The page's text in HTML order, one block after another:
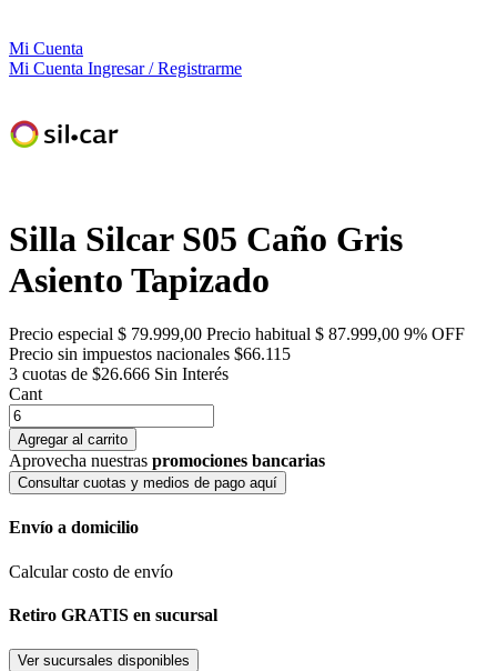
Mi Cuenta
Mi Cuenta Ingresar / Registrarme
Silla Silcar S05 Caño Gris
Asiento Tapizado
Precio especial $ 79.999,00 Precio habitual $ 87.999,00 9% OFF
Precio sin impuestos nacionales $66.115
3 cuotas de $26.666 Sin Interés
Cant
Agregar al carrito
Aprovecha nuestras promociones bancarias
Consultar cuotas y medios de pago aquí
Envío a domicilio
Calcular costo de envío
Retiro GRATIS en sucursal
Ver sucursales disponibles